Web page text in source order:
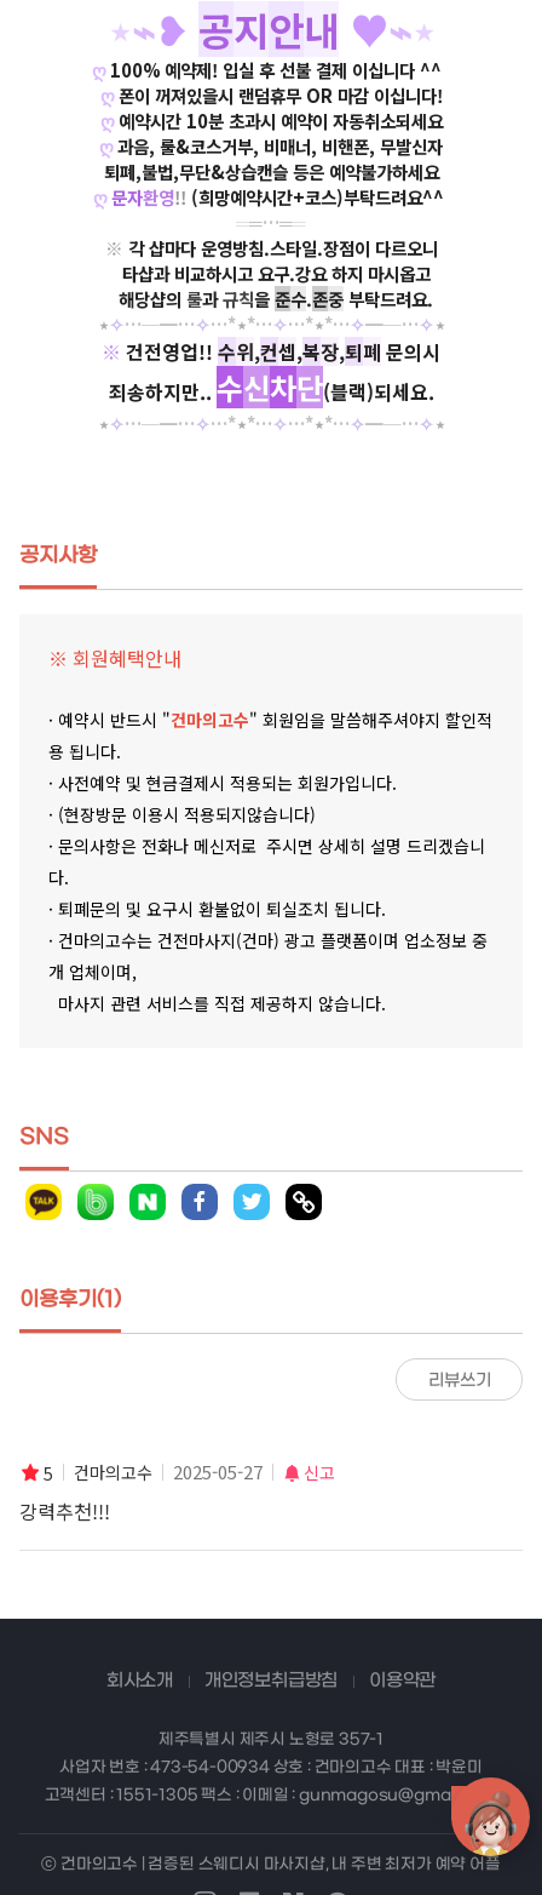
⋆⌁❥ 공지안내 ♥⌁⋆
ღ100% 예약제! 입실 후 선불 결제 이십니다 ^^
ღ폰이 꺼져있을시 랜덤휴무 OR 마감 이십니다!
ღ예약시간 10분 초과시 예약이 자동취소되세요
ღ과음, 룰&코스거부, 비매너, 비핸폰, 무발신자
퇴폐,불법,무단&상습캔슬 등은 예약불가하세요
ღ문자환영!! (희망예약시간+코스)부탁드려요^^
══…══
※​ 각 샵마다 운영방침.스타일.장점이 다르오니
타샵과 비교하시고 요구.강요 하지 마시옵고
해당샵의 룰과규칙을준수.존중부탁드려요.
⋆✧…─━…✧…*⋆*…✧…*⋆*…✧━─…✧⋆
※ 건전영업!! 수위,컨셉,복장,퇴폐 문의시
죄송하지만.. 수신차단(블랙)되세요.
⋆✧…─━…✧…*⋆*…✧…*⋆*…✧━─…✧⋆
공지사항
※ 회원혜택안내
· 예약시 반드시 "건마의고수" 회원임을 말씀해주셔야지 할인적
용 됩니다.
· 사전예약 및 현금결제시 적용되는 회원가입니다.
· (현장방문 이용시 적용되지않습니다)
· 문의사항은 전화나 메신저로 주시면 상세히 설명 드리겠습니
다.
· 퇴폐문의 및 요구시 환불없이 퇴실조치 됩니다.
· 건마의고수는 건전마사지(건마) 광고 플랫폼이며 업소정보 중
개 업체이며,
마사지 관련 서비스를 직접 제공하지 않습니다.
SNS
이용후기(1)
리뷰쓰기
5 건마의고수 2025-05-27 신고
강력추천!!!
회사소개 개인정보취급방침 이용약관
제주특별시 제주시 노형로 357-1
사업자 번호 : 473-54-00934 상호 : 건마의고수 대표 : 박윤미
고객센터 : 1551-1305 팩스 : 이메일 : gunmagosu@gmail.com
ⓒ 건마의고수 | 검증된 스웨디시 마사지샵, 내 주변 최저가 예약 어플